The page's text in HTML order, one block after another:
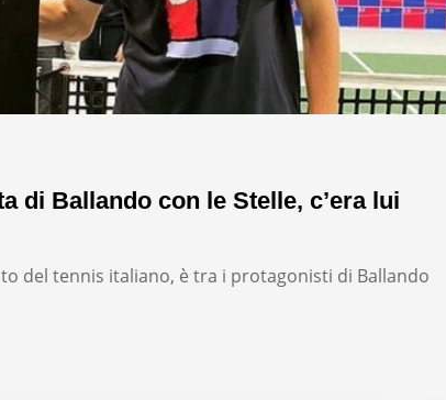
di Ballando con le Stelle, c’era lui
del tennis italiano, è tra i protagonisti di Ballando